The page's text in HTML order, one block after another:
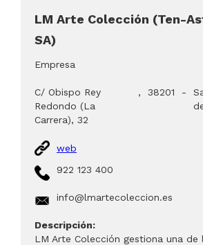
LM Arte Colección (Ten-
SA)
Empresa
C/ Obispo Rey
Redondo (La
Carrera), 32
, 38201 -
web
922 123 400
info@lmartecoleccion.es
Descripción:
LM Arte Colección gestiona una de